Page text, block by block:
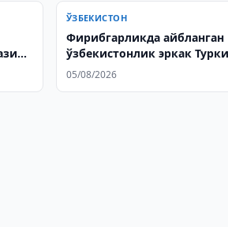
ЎЗБЕКИСТОН
Фирибгарликда айбланган
ўзбекистонлик эркак
экстрадиция қилинди
05/08/2026